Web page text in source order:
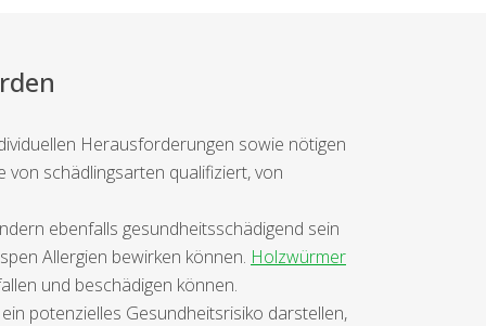
Herausforderungen sowie nötigen
von schädlingsarten qualifiziert, von
ebenfalls gesundheitsschädigend sein
Allergien bewirken können. Holzwürmer
und beschädigen können.
potenzielles Gesundheitsrisiko darstellen,